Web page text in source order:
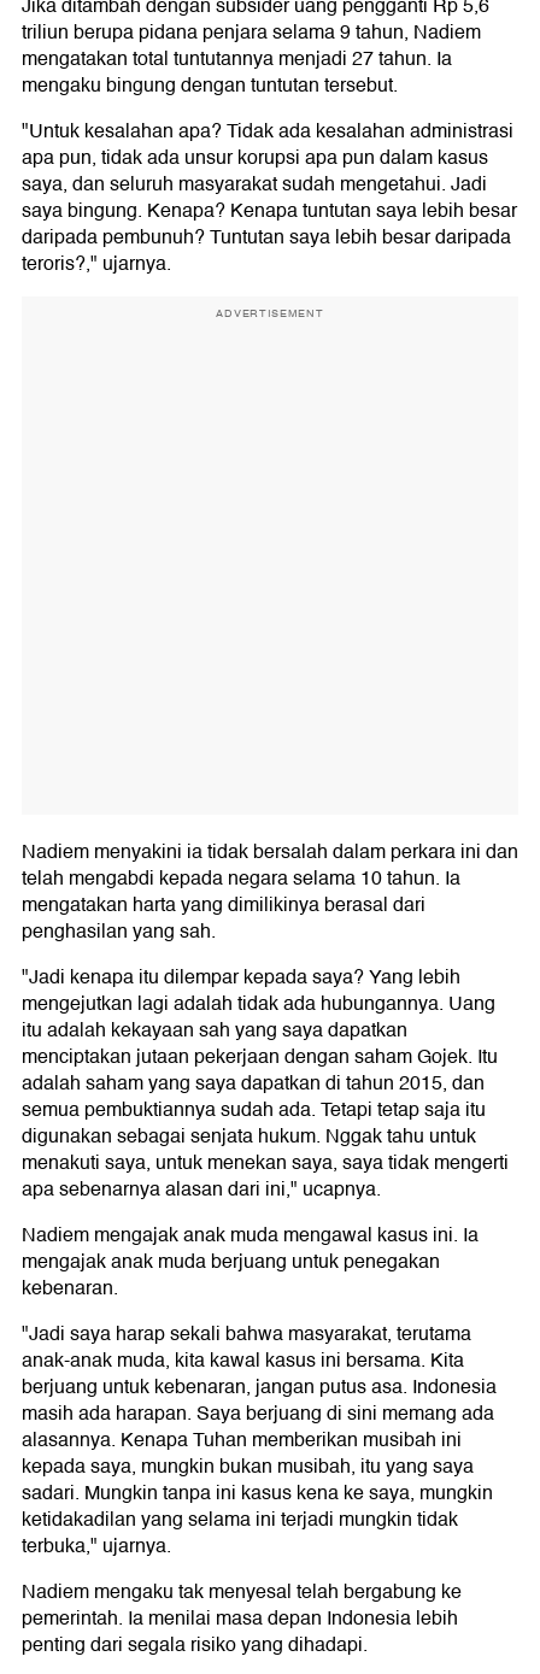
Jika ditambah dengan subsider uang pengganti Rp 5,6
triliun berupa pidana penjara selama 9 tahun, Nadiem
mengatakan total tuntutannya menjadi 27 tahun. Ia
mengaku bingung dengan tuntutan tersebut.
"Untuk kesalahan apa? Tidak ada kesalahan administrasi
apa pun, tidak ada unsur korupsi apa pun dalam kasus
saya, dan seluruh masyarakat sudah mengetahui. Jadi
saya bingung. Kenapa? Kenapa tuntutan saya lebih besar
daripada pembunuh? Tuntutan saya lebih besar daripada
teroris?," ujarnya.
ADVERTISEMENT
Nadiem menyakini ia tidak bersalah dalam perkara ini dan
telah mengabdi kepada negara selama 10 tahun. Ia
mengatakan harta yang dimilikinya berasal dari
penghasilan yang sah.
"Jadi kenapa itu dilempar kepada saya? Yang lebih
mengejutkan lagi adalah tidak ada hubungannya. Uang
itu adalah kekayaan sah yang saya dapatkan
menciptakan jutaan pekerjaan dengan saham Gojek. Itu
adalah saham yang saya dapatkan di tahun 2015, dan
semua pembuktiannya sudah ada. Tetapi tetap saja itu
digunakan sebagai senjata hukum. Nggak tahu untuk
menakuti saya, untuk menekan saya, saya tidak mengerti
apa sebenarnya alasan dari ini," ucapnya.
Nadiem mengajak anak muda mengawal kasus ini. Ia
mengajak anak muda berjuang untuk penegakan
kebenaran.
"Jadi saya harap sekali bahwa masyarakat, terutama
anak-anak muda, kita kawal kasus ini bersama. Kita
berjuang untuk kebenaran, jangan putus asa. Indonesia
masih ada harapan. Saya berjuang di sini memang ada
alasannya. Kenapa Tuhan memberikan musibah ini
kepada saya, mungkin bukan musibah, itu yang saya
sadari. Mungkin tanpa ini kasus kena ke saya, mungkin
ketidakadilan yang selama ini terjadi mungkin tidak
terbuka," ujarnya.
Nadiem mengaku tak menyesal telah bergabung ke
pemerintah. Ia menilai masa depan Indonesia lebih
penting dari segala risiko yang dihadapi.